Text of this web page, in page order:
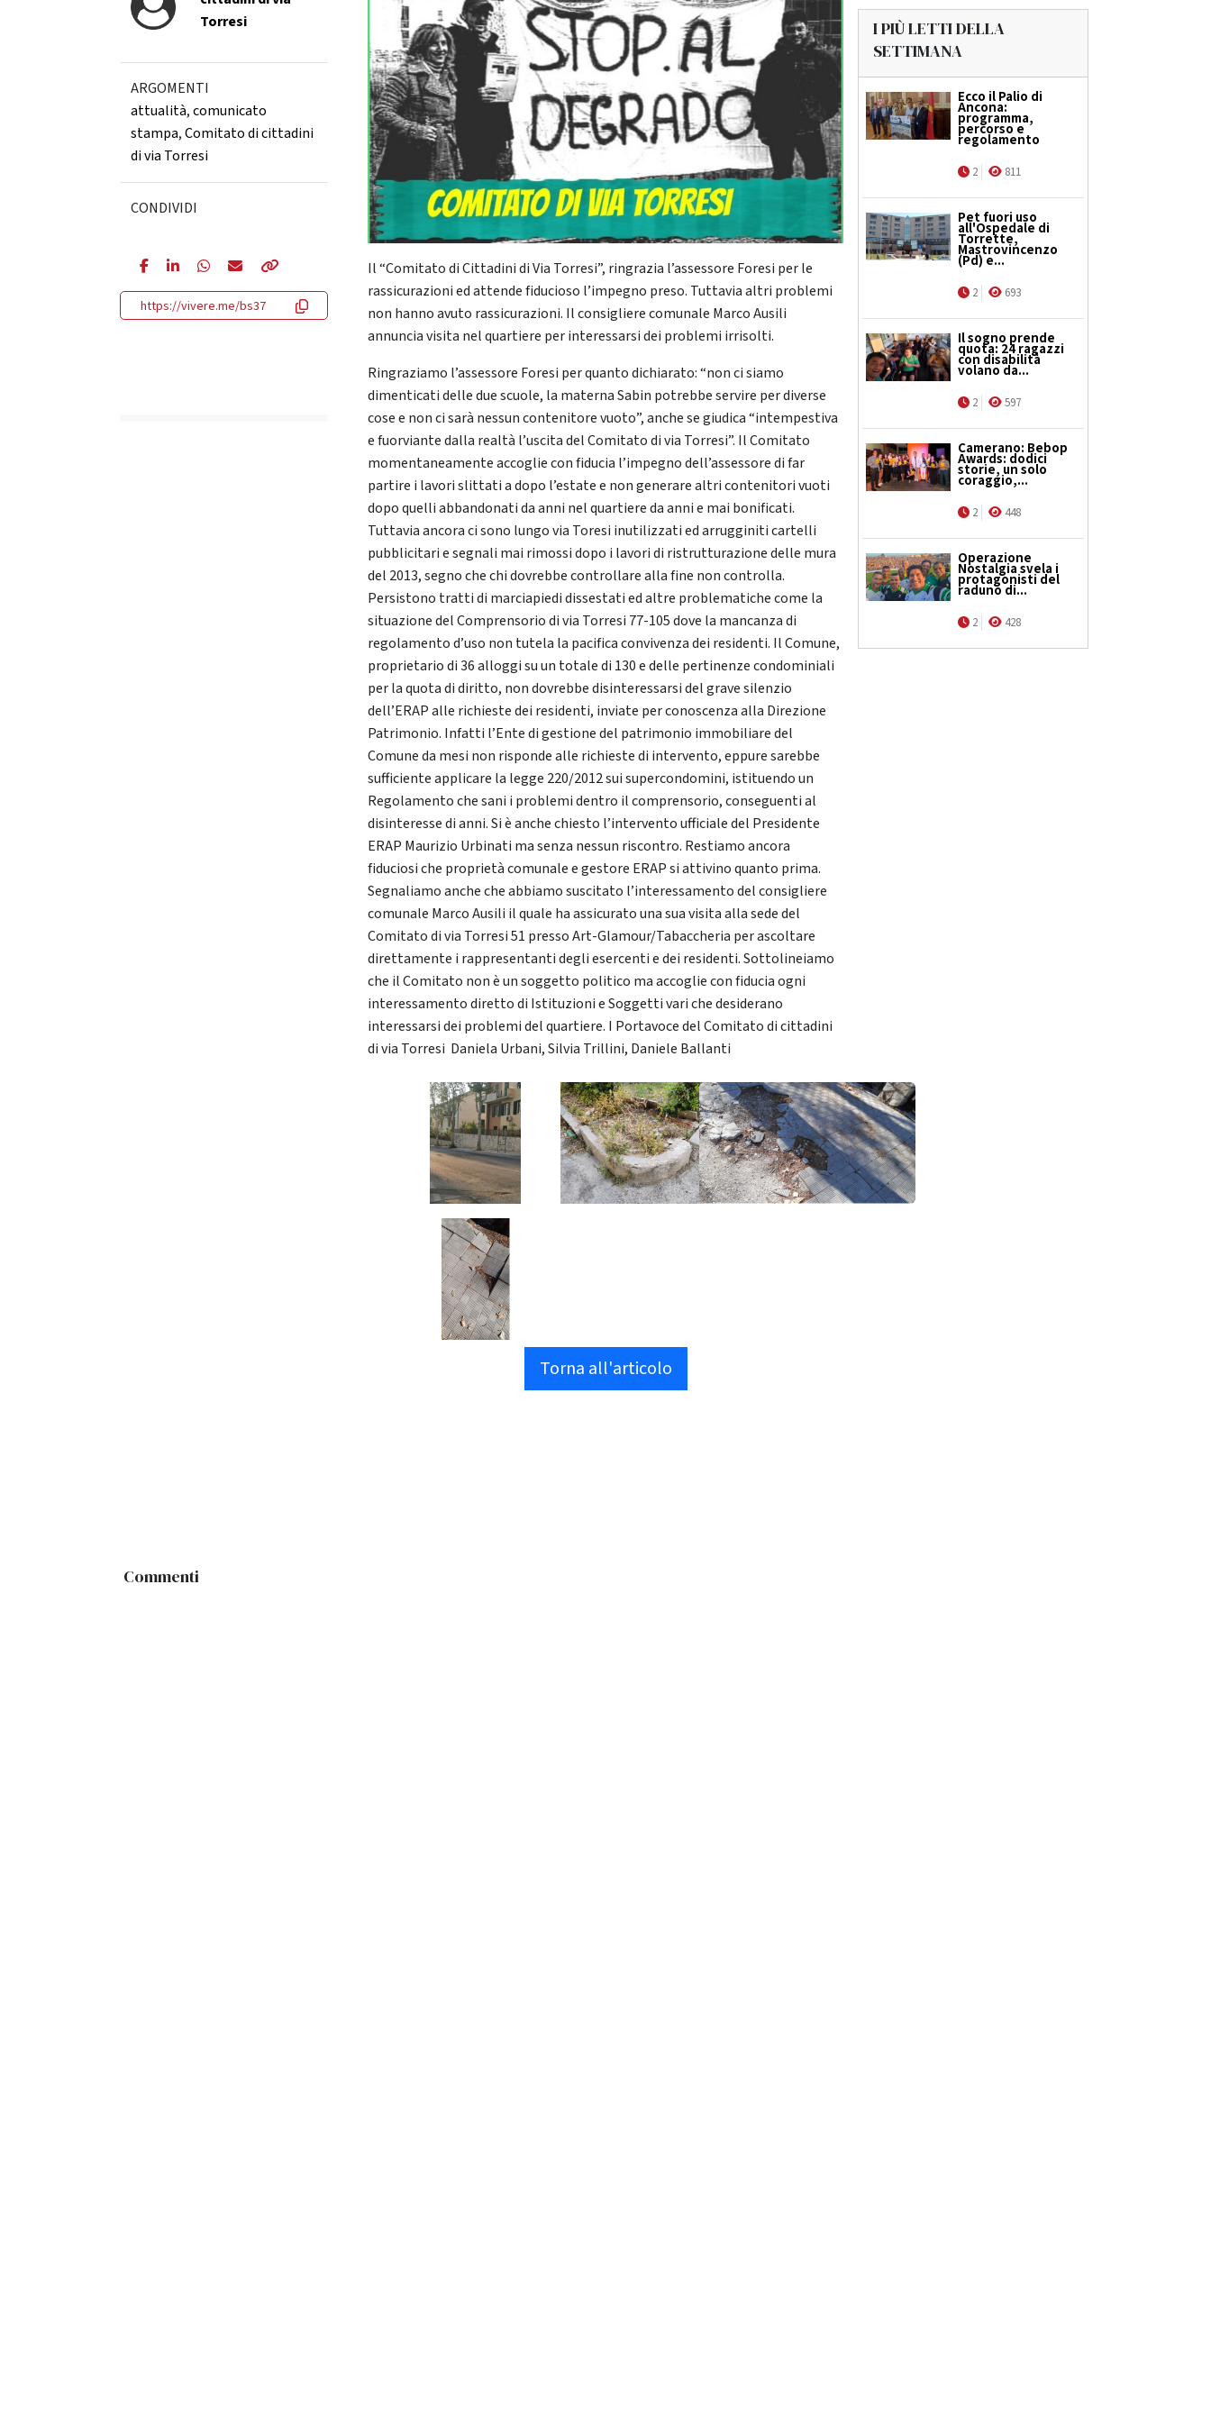
Torresi
ARGOMENTI
attualità,comunicato
stampa,Comitato di cittadini
di via Torresi
CONDIVIDI
https://vivere.me/bs37
Il “Comitato di Cittadini di Via Torresi”, ringrazia l’assessore Foresi per le
rassicurazioni ed attende fiducioso l’impegno preso. Tuttavia altri problemi
non hanno avuto rassicurazioni. Il consigliere comunale Marco Ausili
annuncia visita nel quartiere per interessarsi dei problemi irrisolti.
Ringraziamo l’assessore Foresi per quanto dichiarato: “non ci siamo
dimenticati delle due scuole, la materna Sabin potrebbe servire per diverse
cose e non ci sarà nessun contenitore vuoto”, anche se giudica “intempestiva
e fuorviante dalla realtà l’uscita del Comitato di via Torresi”. Il Comitato
momentaneamente accoglie con fiducia l’impegno dell’assessore di far
partire i lavori slittati a dopo l’estate e non generare altri contenitori vuoti
dopo quelli abbandonati da anni nel quartiere da anni e mai bonificati.
Tuttavia ancora ci sono lungo via Toresi inutilizzati ed arrugginiti cartelli
pubblicitari e segnali mai rimossi dopo i lavori di ristrutturazione delle mura
del 2013, segno che chi dovrebbe controllare alla fine non controlla.
Persistono tratti di marciapiedi dissestati ed altre problematiche come la
situazione del Comprensorio di via Torresi 77-105 dove la mancanza di
regolamento d’uso non tutela la pacifica convivenza dei residenti. Il Comune,
proprietario di 36 alloggi su un totale di 130 e delle pertinenze condominiali
per la quota di diritto, non dovrebbe disinteressarsi del grave silenzio
dell’ERAP alle richieste dei residenti, inviate per conoscenza alla Direzione
Patrimonio. Infatti l’Ente di gestione del patrimonio immobiliare del
Comune da mesi non risponde alle richieste di intervento, eppure sarebbe
sufficiente applicare la legge 220/2012 sui supercondomini, istituendo un
Regolamento che sani i problemi dentro il comprensorio, conseguenti al
disinteresse di anni. Si è anche chiesto l’intervento ufficiale del Presidente
ERAP Maurizio Urbinati ma senza nessun riscontro. Restiamo ancora
fiduciosi che proprietà comunale e gestore ERAP si attivino quanto prima.
Segnaliamo anche che abbiamo suscitato l’interessamento del consigliere
comunale Marco Ausili il quale ha assicurato una sua visita alla sede del
Comitato di via Torresi 51 presso Art-Glamour/Tabaccheria per ascoltare
direttamente i rappresentanti degli esercenti e dei residenti. Sottolineiamo
che il Comitato non è un soggetto politico ma accoglie con fiducia ogni
interessamento diretto di Istituzioni e Soggetti vari che desiderano
interessarsi dei problemi del quartiere. I Portavoce del Comitato di cittadini
di via Torresi ​​​​​​ Daniela Urbani, Silvia Trillini, Daniele Ballanti
Torna all'articolo
I PIÙ LETTI DELLA
SETTIMANA
Ecco il Palio di
Ancona:
programma,
percorso e
regolamento
2 811
Pet fuori uso
all'Ospedale di
Torrette,
Mastrovincenzo
(Pd) e...
2 693
Il sogno prende
quota: 24 ragazzi
con disabilità
volano da...
2 597
Camerano: Bebop
Awards: dodici
storie, un solo
coraggio,...
2 448
Operazione
Nostalgia svela i
protagonisti del
raduno di...
2 428
Commenti